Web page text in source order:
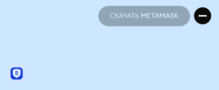
СКАЧАТЬ METAMASK